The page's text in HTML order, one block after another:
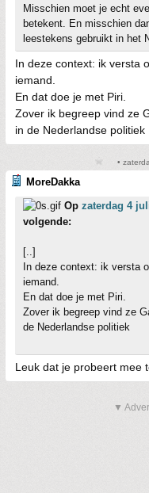
Misschien moet je echt
betekent. En misschien
leestekens gebruikt in het
In deze context: ik versta
iemand.
En dat doe je met Piri.
Zover ik begreep vind ze
in de Nederlandse politiek
•
MoreDakka
Op zaterdag 4
volgende:
[..]
In deze context: ik versta
iemand.
En dat doe je met Piri.
Zover ik begreep vind ze
de Nederlandse politiek
Leuk dat je probeert mee
▼